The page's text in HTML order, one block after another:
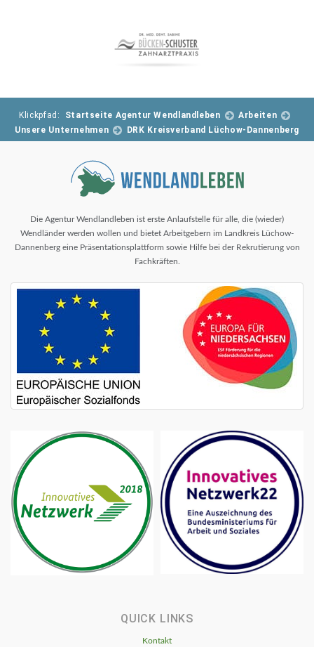
Klickpfad: Startseite Agentur Wendlandleben
Arbeiten
Unsere Unternehmen
DRK Kreisverband Lüchow-Dannenberg
Die Agentur Wendlandleben ist erste Anlaufstelle für alle, die (wieder)
Wendländer werden wollen und bietet Arbeitgebern im Landkreis Lüchow-
Dannenberg eine Präsentationsplattform sowie Hilfe bei der Rekrutierung von
Fachkräften.
QUICK LINKS
Kontakt